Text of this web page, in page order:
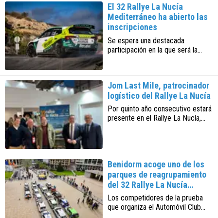
el trabajo de los equipos como la
estancia de los aficionados
El 32 Rallye La Nucía
Mediterráneo ha abierto las
inscripciones
Se espera una destacada
participación en la que será la
competición durante el viernes 20
y sábado 21 de marzo
Jom Last Mile, patrocinador
logístico del Rallye La Nucía
Por quinto año consecutivo estará
presente en el Rallye La Nucía,
Benidorm acoge uno de los
parques de reagrupamiento
del 32 Rallye La Nucía
Mediterráneo
Los competidores de la prueba
que organiza el Automóvil Club